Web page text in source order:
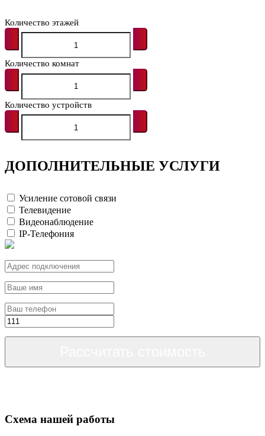
Количество этажей
Количество комнат
Количество устройств
ДОПОЛНИТЕЛЬНЫЕ УСЛУГИ
Усиление сотовой связи
Телевидение
Видеонаблюдение
IP-Телефония
Схема нашей работы